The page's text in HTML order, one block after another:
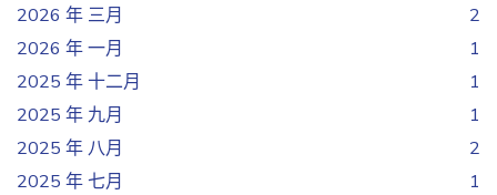
2026 年 三月
2
2026 年 一月
1
2025 年 十二月
1
2025 年 九月
1
2025 年 八月
2
2025 年 七月
1